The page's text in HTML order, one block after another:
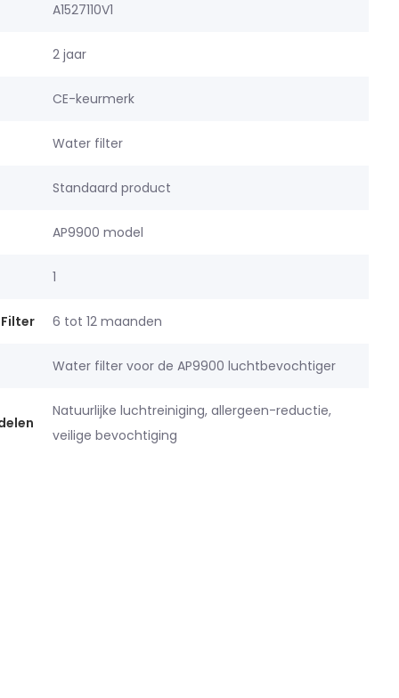
A1527110V1
2 jaar
CE-keurmerk
Water filter
Standaard product
AP9900 model
1
6 tot 12 maanden
Water filter voor de AP9900 luchtbevochtiger
Natuurlijke luchtreiniging, allergeen-reductie,
veilige bevochtiging